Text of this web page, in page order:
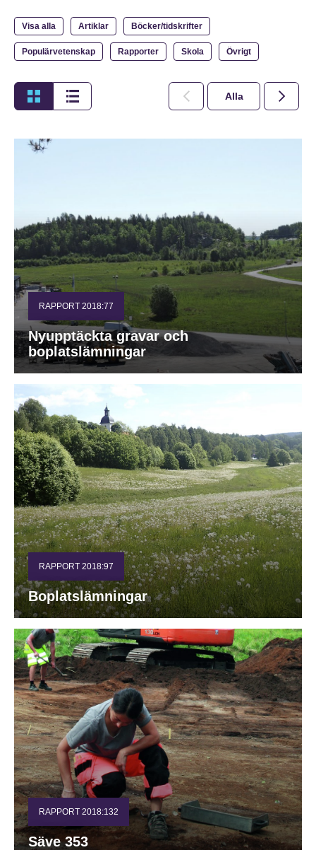
Visa alla Artiklar Böcker/tidskrifter
Populärvetenskap Rapporter Skola Övrigt
Alla 2026
RAPPORT 2018:77
Nyupptäckta gravar och
boplatslämningar
RAPPORT 2018:97
Boplatslämningar
RAPPORT 2018:132
Säve 353